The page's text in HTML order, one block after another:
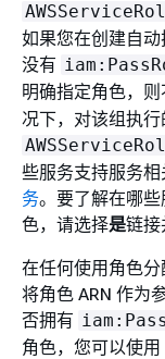
如果您在创建自
没有
明确指定角色，
况下，对该组执
些服务支持服务
务。要了解在哪
色，请选择是链接
在任何使用角色
将角色 ARN 作为
否拥有
角色，您可以使